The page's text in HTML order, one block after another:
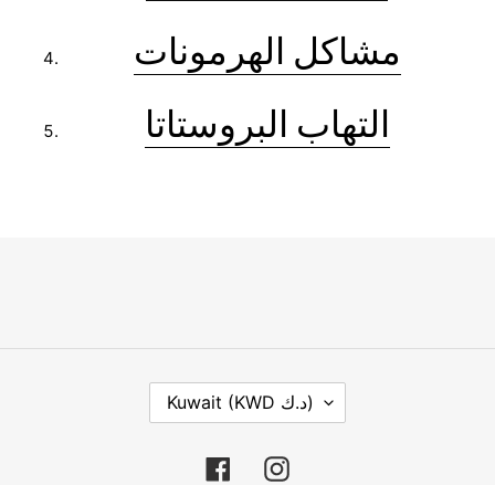
مشاكل الهرمونات
التهاب البروستاتا
Kuwait (KWD د.ك)
FacebookInstagram